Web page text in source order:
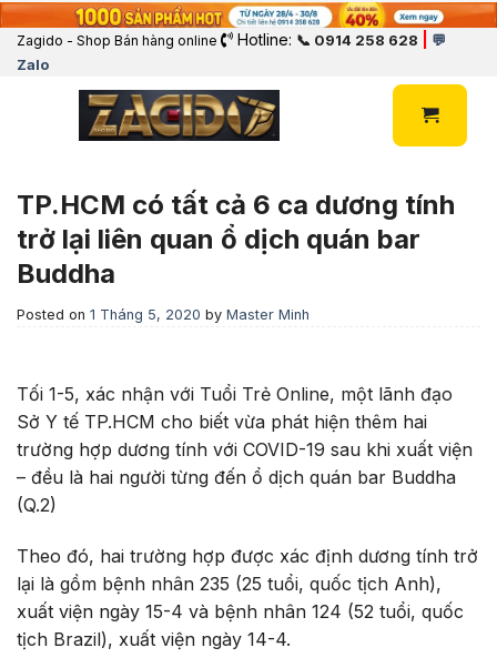
Zagido - Shop Bán hàng online Hotline: 📞 0914 258 628
💬
Zalo
TP.HCM có tất cả 6 ca dương tính
trở lại liên quan ổ dịch quán bar
Buddha
Posted on 1 Tháng 5, 2020 by Master Minh
Tối 1-5, xác nhận với Tuổi Trẻ Online, một lãnh đạo
Sở Y tế TP.HCM cho biết vừa phát hiện thêm hai
trường hợp dương tính với COVID-19 sau khi xuất viện
– đều là hai người từng đến ổ dịch quán bar Buddha
(Q.2)
Theo đó, hai trường hợp được xác định dương tính trở
lại là gồm bệnh nhân 235 (25 tuổi, quốc tịch Anh),
xuất viện ngày 15-4 và bệnh nhân 124 (52 tuổi, quốc
tịch Brazil), xuất viện ngày 14-4.